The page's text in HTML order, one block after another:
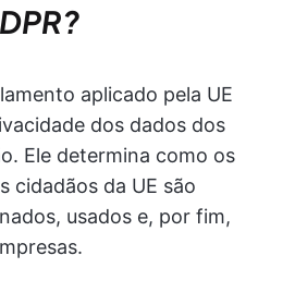
aplicado pela UE
dos dados dos
Ele determina como os
cidadãos da UE são
usados e, por fim,